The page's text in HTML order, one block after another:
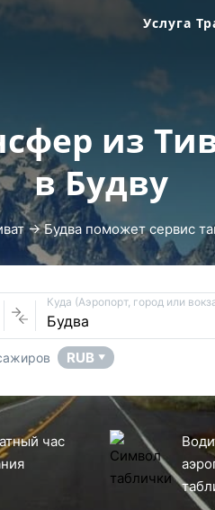
Услуга
из
в Будву
→ Будва поможет сервис
Куда (Аэропорт, город или
RUB ▼
час